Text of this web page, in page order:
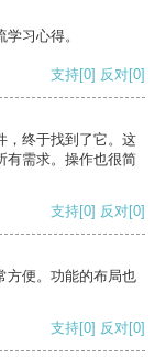
习心得。
支持[0] 反对[0]
，终于找到了它。这
有需求。操作也很简
支持[0] 反对[0]
方便。功能的布局也
支持[0] 反对[0]